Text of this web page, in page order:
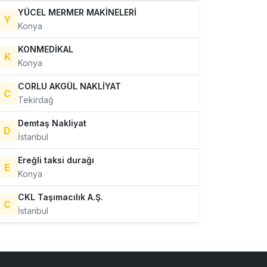
Y
YÜCEL MERMER MAKİNELERİ
Konya
K
KONMEDİKAL
Konya
C
CORLU AKGÜL NAKLİYAT
Tekirdağ
D
Demtaş Nakliyat
İstanbul
E
Ereğli taksi durağı
Konya
C
CKL Taşımacılık A.Ş.
İstanbul